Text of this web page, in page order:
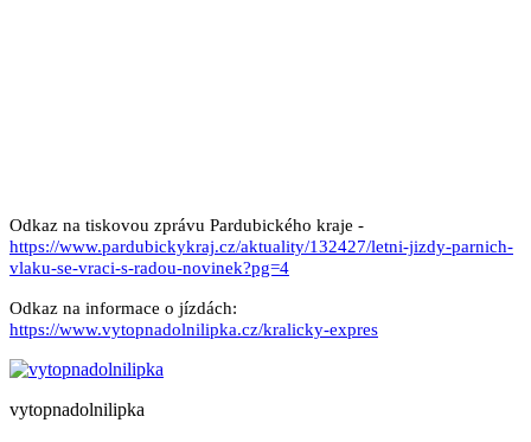
Odkaz na tiskovou zprávu Pardubického kraje -
https://www.pardubickykraj.cz/aktuality/132427/letni-jizdy-parnich-
vlaku-se-vraci-s-radou-novinek?pg=4
Odkaz na informace o jízdách:
https://www.vytopnadolnilipka.cz/kralicky-expres
vytopnadolnilipka